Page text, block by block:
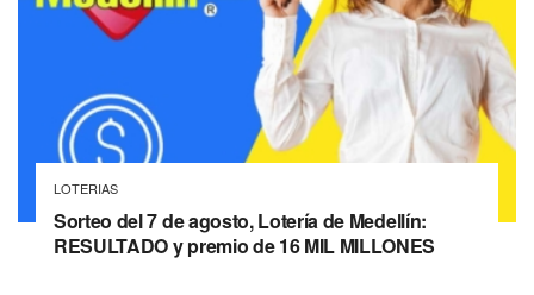
LOTERIAS
Sorteo del 7 de agosto, Lotería de Medellín:
RESULTADO y premio de 16 MIL MILLONES